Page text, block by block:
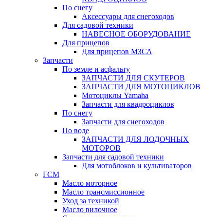
По снегу
Аксессуары для снегоходов
Для садовой техники
НАВЕСНОЕ ОБОРУДОВАНИЕ
Для прицепов
Для прицепов МЗСА
Запчасти
По земле и асфальту
ЗАПЧАСТИ ДЛЯ СКУТЕРОВ
ЗАПЧАСТИ ДЛЯ МОТОЦИКЛОВ
Мотоциклы Yamaha
Запчасти для квадроциклов
По снегу
Запчасти для снегоходов
По воде
ЗАПЧАСТИ ДЛЯ ЛОДОЧНЫХ
МОТОРОВ
Запчасти для садовой техники
Для мотоблоков и культиваторов
ГСМ
Масло моторное
Масло трансмиссионное
Уход за техникой
Масло вилочное